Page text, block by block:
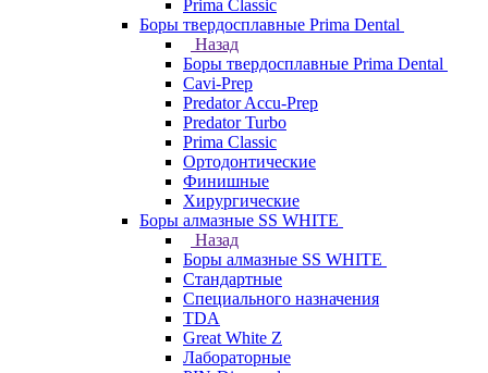
Prima Classic
Боры твердосплавные Prima Dental
Назад
Боры твердосплавные Prima Dental
Cavi-Prep
Predator Accu-Prep
Predator Turbo
Prima Classic
Ортодонтические
Финишные
Хирургические
Боры алмазные SS WHITE
Назад
Боры алмазные SS WHITE
Стандартные
Специального назначения
TDA
Great White Z
Лабораторные